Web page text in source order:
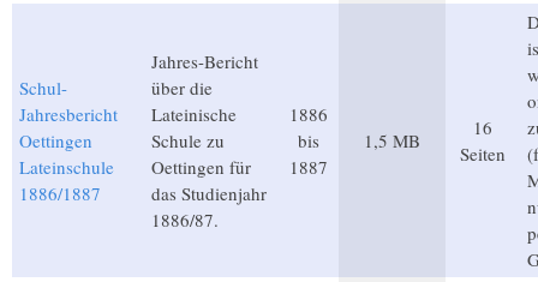
Schul-
Jahresbericht
Oettingen
Lateinschule
1886/1887
Jahres-Bericht
über die
Lateinische
Schule zu
Oettingen für
das Studienjahr
1886/87.
1886
bis
1887
1,5 MB
16
Seiten